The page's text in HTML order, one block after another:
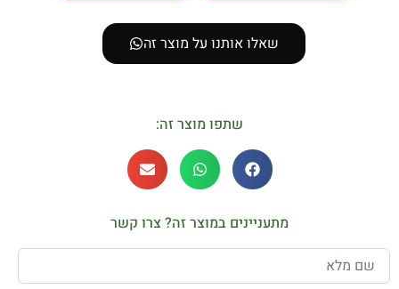
שאלו אותנו על מוצר זה
שתפו מוצר זה:
מתעניינים במוצר זה? צרו קשר